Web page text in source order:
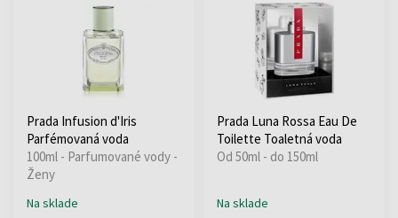
Prada Infusion d'Iris
Parfémovaná voda
100ml - Parfumované vody -
Ženy
Na sklade
Prada Luna Rossa Eau De
Toilette Toaletná voda
Od 50ml - do 150ml
Na sklade